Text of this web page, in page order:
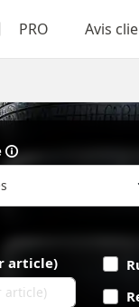
PRO Avis
article)